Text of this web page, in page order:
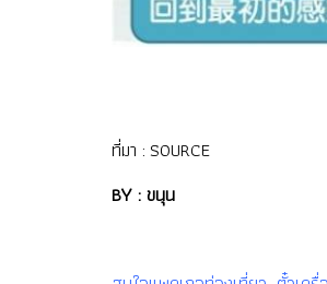
ที่มา :SOURCE
BY : ขนุน